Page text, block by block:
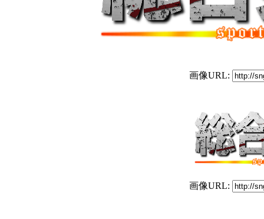
画像URL:
画像URL: